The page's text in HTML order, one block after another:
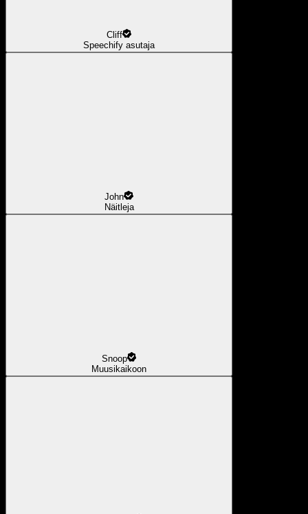
Cliff
Speechify asutaja
John
Näitleja
Snoop
Muusikaikoon